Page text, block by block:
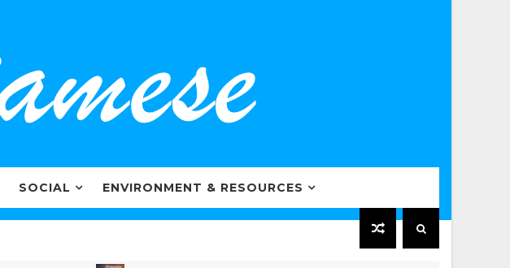
SOCIAL ENVIRONMENT & RESOURCES